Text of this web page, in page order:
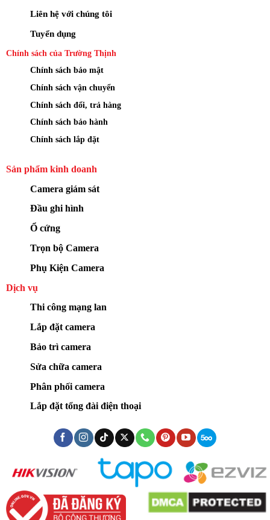
Liên hệ với chúng tôi
Tuyển dụng
Chính sách của Trường Thịnh
Chính sách bảo mật
Chính sách vận chuyển
Chính sách đổi, trả hàng
Chính sách bảo hành
Chính sách lắp đặt
Sản phẩm kinh doanh
Camera giám sát
Đầu ghi hình
Ổ cứng
Trọn bộ Camera
Phụ Kiện Camera
Dịch vụ
Thi công mạng lan
Lắp đặt camera
Bảo trì camera
Sửa chữa camera
Phân phối camera
Lắp đặt tổng đài điện thoại